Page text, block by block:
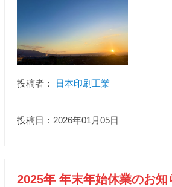
投稿者： 日本印刷工業
投稿日：2026年01月05日
2025年 年末年始休業のお知